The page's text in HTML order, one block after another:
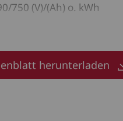
750 (V)/(Ah) o. kWh
herunterladen